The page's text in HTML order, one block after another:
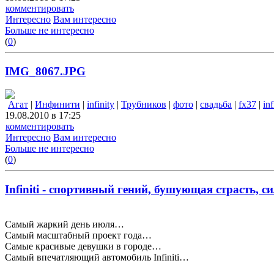
комментировать
Интересно Вам интересно
Больше не интересно
(0)
IMG_8067.JPG
Агат | Инфинити | infinity | Трубников | фото | свадьба | fx37 |
19.08.2010 в 17:25
комментировать
Интересно Вам интересно
Больше не интересно
(0)
Infiniti - спортивный гений, бушующая страсть,
Самый жаркий день июля…
Самый масштабный проект года…
Самые красивые девушки в городе…
Самый впечатляющий автомобиль Infiniti…